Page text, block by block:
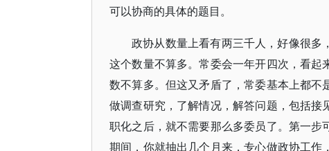
可以协商的具体的题目。
政协从数量上看有两三千人，好像很多
这个数量不算多。常委会一年开四次，看
数不算多。但这又矛盾了，常委基本上都
做调查研究，了解情况，解答问题，包括
职化之后，就不需要那么多委员了。第一
期间，你就抽出几个月来，专心做政协工作